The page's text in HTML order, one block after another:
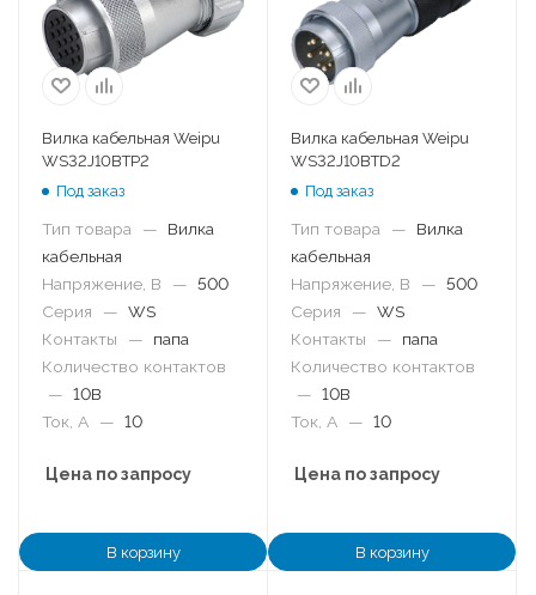
Вилка кабельная Weipu
WS32J10BTP2
Под заказ
Тип товара —
Вилка
кабельная
Напряжение, В
— 500
Серия
— WS
Контакты
—
папа
Количество контактов
— 10B
Ток, А
— 10
Цена по запросу
В корзину
Вилка кабельная Weipu
WS32J10BTD2
Под заказ
Тип товара —
Вилка
кабельная
Напряжение, В
— 500
Серия
— WS
Контакты
—
папа
Количество контактов
— 10B
Ток, А
— 10
Цена по запросу
В корзину